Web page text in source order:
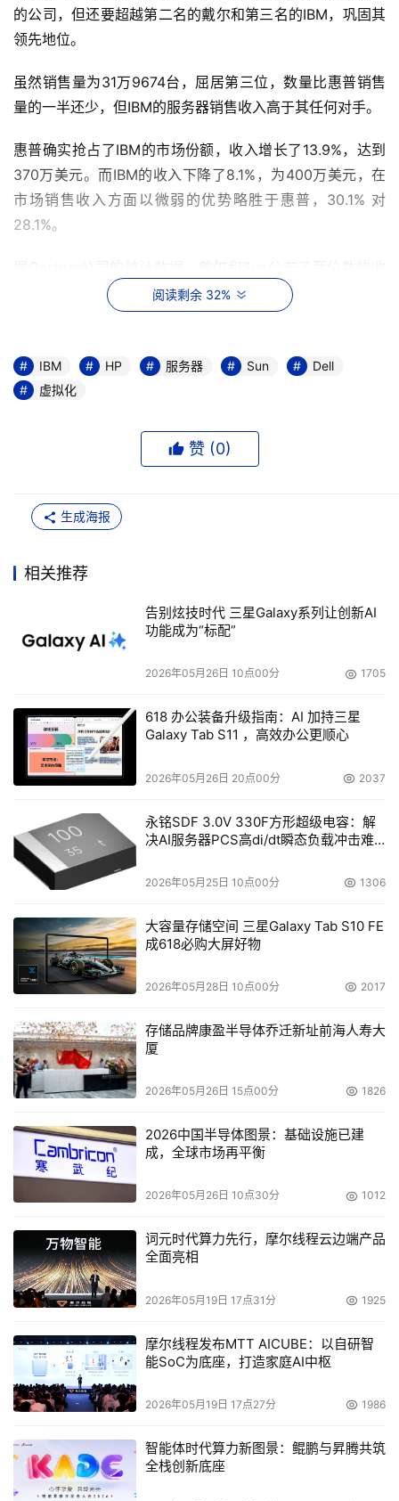
的公司，但还要超越第二名的戴尔和第三名的IBM，巩固其
领先地位。
虽然销售量为31万9674台，屈居第三位，数量比惠普销售
量的一半还少，但IBM的服务器销售收入高于其任何对手。
惠普确实抢占了IBM的市场份额，收入增长了13.9%，达到
370万美元。而IBM的收入下降了8.1%，为400万美元，在
市场销售收入方面以微弱的优势略胜于惠普，30.1% 对
28.1%。
入增长率，但它们的市场份额仍处于远远落后的第三位和第
全球服务器销售的增长率达到8.7%，主要是由于x86和刀片
服务器市场的上升，这两款服务器都是由惠普推出的，其刀
IBM可以从System p和System x这两款服务器上增加收
不少。但IBM仍然宣称其System z大型机颇受用户欢迎，声
称其由于服务器价格为25万美元或更高，销售收入居于首
说，"我们相信，IBM连续8年在全球服务器市场的领先地
位，证明了我们为了客户，在技术创新方面作出的巨大贡
阅读剩余 32%
本文来源于DOIT传媒，文章内容仅供参考，不构成投资建议。
IBM HP 服务器 Sun
Dell
虚拟化
赞 (0)
生成海报
相关推荐
告别炫技时代 三星Galaxy系列让创新AI
功能成为“标配”
2026年05月26日 10点00分 1705
618 办公装备升级指南：AI 加持三星
Galaxy Tab S11 ，高效办公更顺心
2026年05月26日 20点00分 2037
永铭SDF 3.0V 330F方形超级电容：解
决AI服务器PCS高di/dt瞬态负载冲击难
2026年05月25日 10点00分 1306
大容量存储空间 三星Galaxy Tab S10 FE
成618必购大屏好物
2026年05月28日 10点00分 2017
存储品牌康盈半导体乔迁新址前海人寿大
厦
2026年05月26日 15点00分 1826
2026中国半导体图景：基础设施已建
成，全球市场再平衡
2026年05月26日 10点30分 1012
词元时代算力先行，摩尔线程云边端产品
全面亮相
2026年05月19日 17点31分 1925
摩尔线程发布MTT AICUBE：以自研智
能SoC为底座，打造家庭AI中枢
2026年05月19日 17点27分 1986
智能体时代算力新图景：鲲鹏与昇腾共筑
全栈创新底座